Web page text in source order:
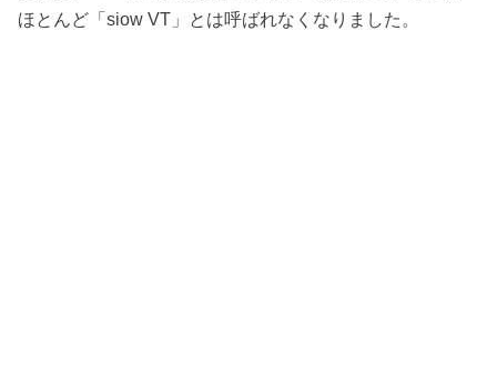
ほとんど「siow VT」とは呼ばれなくなりました。